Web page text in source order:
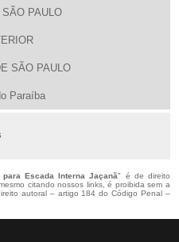
PAULO
SÃO PAULO
Paraíba
Escada Interna Jaçanã" é de direito
citando nossos links, é proibida sem a
autoral – artigo 184 do Código Penal –